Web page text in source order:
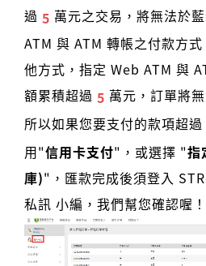
過 5 萬元之交易，將無法於
ATM 與 ATM 轉帳之付款方
他方式，指定 Web ATM 與
額累積超過 5 萬元，訂單將
所以如果您要支付的款項超過
用"信用卡支付"，或選擇 "指
庫)"，匯款完成後須登入
私訊 小編，我們幫您確認喔！